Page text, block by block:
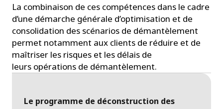
La combinaison de ces compétences dans le cadre
d’une démarche générale d’optimisation et de
consolidation des scénarios de démantèlement
permet notamment aux clients de réduire et de
maîtriser les risques et les délais de
leurs opérations de démantèlement.
Le programme de déconstruction des